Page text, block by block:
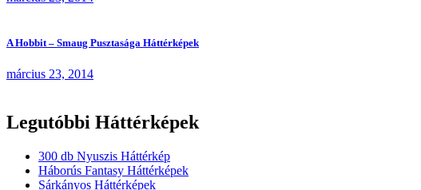
A Hobbit – Smaug Pusztasága Háttérképek
március 23, 2014
Legutóbbi Háttérképek
300 db Nyuszis Háttérkép
Háborús Fantasy Háttérképek
Sárkányos Háttérképek